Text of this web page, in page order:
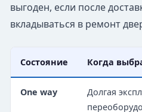
выгоден, если после
вкладываться в ремонт
Состояние Когда
One way
Долгая